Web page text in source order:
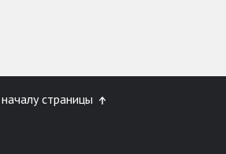
страницы